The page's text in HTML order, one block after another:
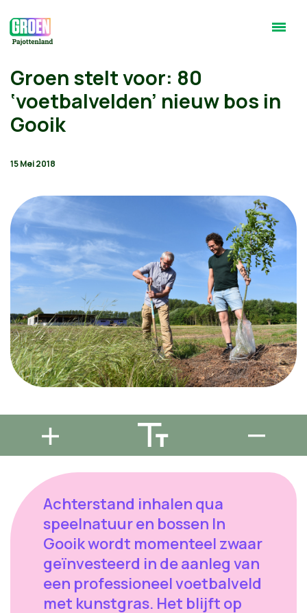
Groen stelt voor: 80
‘voetbalvelden’ nieuw bos in
Gooik
15 Mei 2018
Achterstand inhalen qua
speelnatuur en bossen In
Gooik wordt momenteel zwaar
geïnvesteerd in de aanleg van
een professioneel voetbalveld
met kunstgras. Het blijft op